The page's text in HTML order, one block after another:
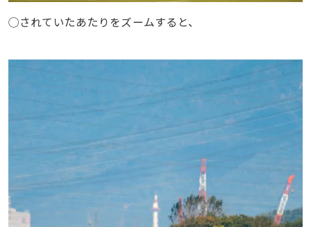
◯されていたあたりをズームすると、